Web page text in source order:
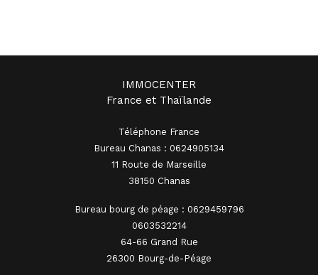
IMMOCENTER
France et Thaïlande
Téléphone France
Bureau Chanas : 0624905134
11 Route de Marseille
38150 Chanas
Bureau bourg de péage : 0629459796
0603532214
64-66 Grand Rue
26300 Bourg-de-Péage